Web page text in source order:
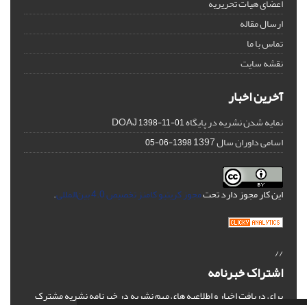
اعضای هیات تحریریه
ارسال مقاله
تماس با ما
نقشه سایت
آخرین اخبار
نمایه شدن نشریه در پایگاه DOAJ1398-11-01
اسامی داوران سال 1397 1398-06-05
این کار مجوز دارد تحتمجوز کریتیو کامنز تخصیص 4.0 بین‌المللی .
//
اشتراک خبرنامه
برای دریافت اخبار و اطلاعیه های مهم نشریه در خبرنامه نشریه مشترک